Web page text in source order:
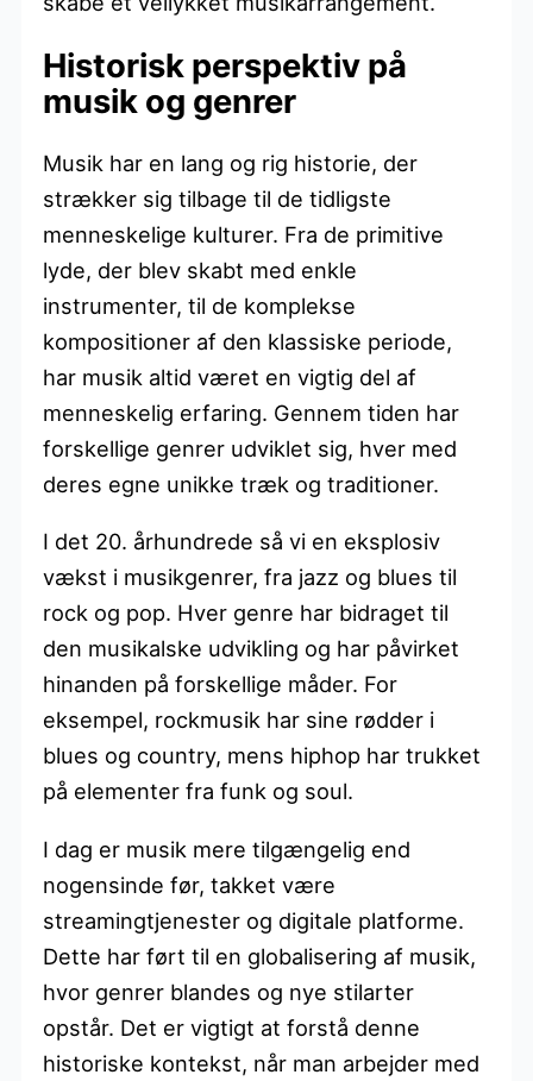
Historisk perspektiv på
musik og genrer
Musik har en lang og rig historie, der
strækker sig tilbage til de tidligste
menneskelige kulturer. Fra de primitive
lyde, der blev skabt med enkle
instrumenter, til de komplekse
kompositioner af den klassiske periode,
har musik altid været en vigtig del af
menneskelig erfaring. Gennem tiden har
forskellige genrer udviklet sig, hver med
deres egne unikke træk og traditioner.
I det 20. århundrede så vi en eksplosiv
vækst i musikgenrer, fra jazz og blues til
rock og pop. Hver genre har bidraget til
den musikalske udvikling og har påvirket
hinanden på forskellige måder. For
eksempel, rockmusik har sine rødder i
blues og country, mens hiphop har trukket
på elementer fra funk og soul.
I dag er musik mere tilgængelig end
nogensinde før, takket være
streamingtjenester og digitale platforme.
Dette har ført til en globalisering af musik,
hvor genrer blandes og nye stilarter
opstår. Det er vigtigt at forstå denne
historiske kontekst, når man arbejder med